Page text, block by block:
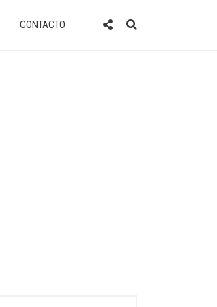
CONTACTO